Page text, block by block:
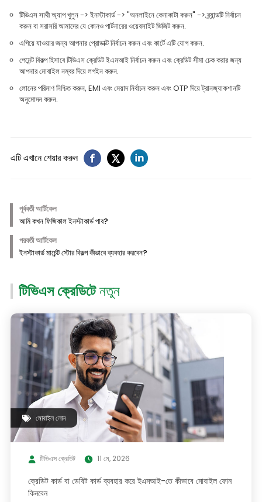
টিভিএস সাথী অ্যাপ খুলুন -> ইনস্টাকার্ড -> "অনলাইনে কেনাকাটা করুন" -> ব্র্যান্ডটি নির্বাচন
করুন বা সরাসরি আমাদের যে কোনও পার্টনারের ওয়েবসাইট ভিজিট করুন.
এগিয়ে যাওয়ার জন্য আপনার প্রোডাক্ট নির্বাচন করুন এবং কার্টে এটি যোগ করুন.
পেমেন্ট বিকল্প হিসাবে টিভিএস ক্রেডিট ইএমআই নির্বাচন করুন এবং ক্রেডিট সীমা চেক করার জন্য
আপনার মোবাইল নম্বর দিয়ে লগইন করুন.
লোনের পরিমাণ নিশ্চিত করুন, EMI এবং মেয়াদ নির্বাচন করুন এবং OTP দিয়ে ট্রানজ্যাকশানটি
অনুমোদন করুন.
এটি এখানে শেয়ার করুন
পূর্ববর্তী আর্টিকেল
আমি কখন ফিজিকাল ইনস্টাকার্ড পাব?
পরবর্তী আর্টিকেল
ইনস্টাকার্ড মার্চেন্ট স্টোর বিকল্প কীভাবে ব্যবহার করবেন?
টিভিএস ক্রেডিটেনতুন
মোবাইল লোন
টিভিএস ক্রেডিট 11 মে, 2026
ক্রেডিট কার্ড বা ডেবিট কার্ড ব্যবহার করে ইএমআই-তে কীভাবে মোবাইল ফোন
কিনবেন